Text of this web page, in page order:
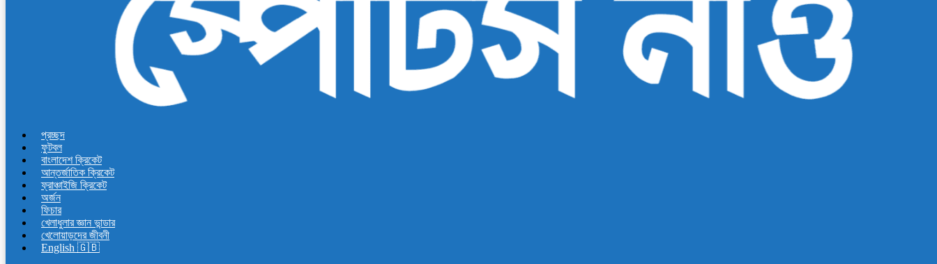
প্রচ্ছদ
ফুটবল
বাংলাদেশ ক্রিকেট
আন্তর্জাতিক ক্রিকেট
ফ্রাঞ্চাইজি ক্রিকেট
অর্জন
ফিচার
খেলাধুলার জ্ঞান ভান্ডার
খেলোয়াড়দের জীবনী
English 🇬🇧